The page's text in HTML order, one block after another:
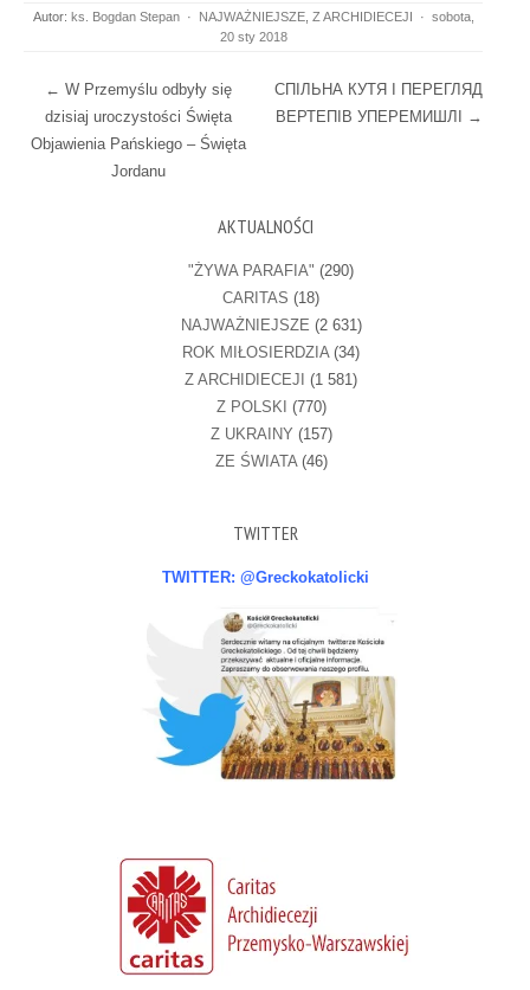
Autor: ks. Bogdan Stepan · NAJWAŻNIEJSZE, Z ARCHIDIECEJI · sobota,
20 sty 2018
Post navigation
← W Przemyślu odbyły się
dzisiaj uroczystości Święta
Objawienia Pańskiego – Święta
Jordanu
СПІЛЬНА КУТЯ І ПЕРЕГЛЯД
ВЕРТЕПІВ УПЕРЕМИШЛІ
→
AKTUALNOŚCI
"ŻYWA PARAFIA" (290)
CARITAS (18)
NAJWAŻNIEJSZE (2 631)
ROK MIŁOSIERDZIA (34)
Z ARCHIDIECEJI (1 581)
Z POLSKI (770)
Z UKRAINY (157)
ZE ŚWIATA(46)
TWITTER
TWITTER: @Greckokatolicki